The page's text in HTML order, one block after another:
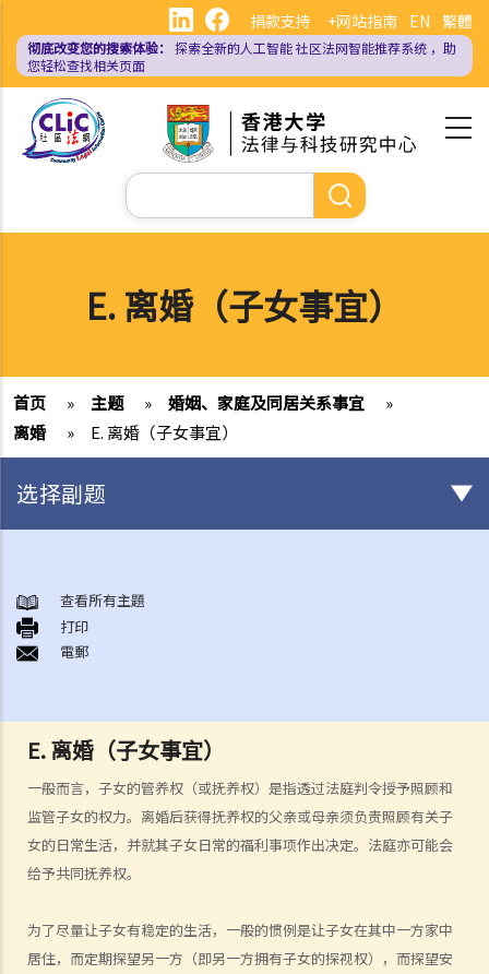
主
EN 繁體
捐款支持 +网站指南
彻底改变您的搜索体验： 探索全新的人工智能社区法网智能推荐系统 ，助
您轻松查找相关页面
搜
索
E. 离婚（子女事宜）
首页 » 主题 » 婚姻、家庭及同居关系事宜
»
离婚
» E. 离婚（子女事宜）
E. 离婚（子女事宜）
一般而言，子女的管养权（或抚养权）是指透过法庭判令授予照顾和
监管子女的权力。离婚后获得抚养权的父亲或母亲须负责照顾有关子
女的日常生活，并就其子女日常的福利事项作出决定。法庭亦可能会
给予共同抚养权。
为了尽量让子女有稳定的生活，一般的惯例是让子女在其中一方家中
居住，而定期探望另一方（即另一方拥有子女的探视权），而探望安
选择副题
A. 概述
B. 香港认可的婚姻关系
1. 如果我在香港以外地方结婚，是否需要通知香港政府更新我的婚姻状
2. 我在香港以外的地方结婚，但担心在香港不被承认。我可以在香港登
记结婚吗？
C. 办理婚姻登记及举行婚礼
A. 在香港结婚的条件
B. 结婚登记程序
C. 婚姻的有效性
D. 《婚姻条例》下的罪行
E. 婚姻协议书
查看所有主題
打印
電郵